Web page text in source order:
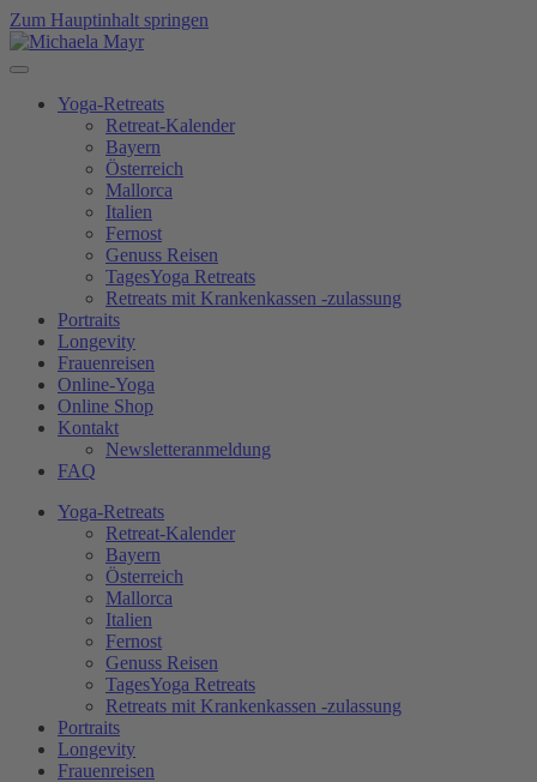
Zum Hauptinhalt springen
Yoga-Retreats
Retreat-Kalender
Bayern
Österreich
Mallorca
Italien
Fernost
Genuss Reisen
TagesYoga Retreats
Retreats mit Krankenkassen -zulassung
Portraits
Longevity
Frauenreisen
Online-Yoga
Online Shop
Kontakt
Newsletteranmeldung
FAQ
Yoga-Retreats
Retreat-Kalender
Bayern
Österreich
Mallorca
Italien
Fernost
Genuss Reisen
TagesYoga Retreats
Retreats mit Krankenkassen -zulassung
Portraits
Longevity
Frauenreisen